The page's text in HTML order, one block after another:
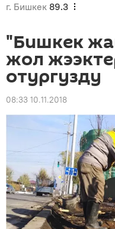
г. Бишкек 89.3
"Бишкек
жол
отургузду
08:33 10.11.2018